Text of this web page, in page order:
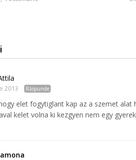
2013 Răspunde
elet fogytiglant kap az a szemet
kelet volna ki kezgyen nem egy